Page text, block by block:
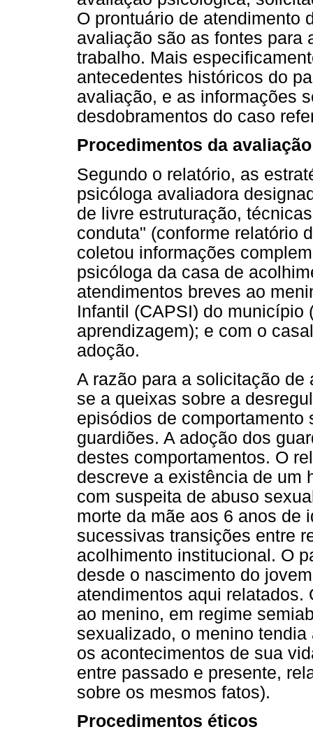
O prontuário de atendimento
avaliação são as fontes para
trabalho. Mais
antecedentes históricos do
avaliação, e as informações
desdobramentos do caso
Procedimentos da
Segundo o relatório, as
psicóloga avaliadora
de livre estruturação,
conduta" (conforme relatório
coletou informações
psicóloga da casa de
atendimentos breves ao
Infantil (CAPSI) do município
aprendizagem); e com o
adoção.
A razão para a solicitação
se a queixas sobre a
episódios de
guardiões. A adoção dos
destes comportamentos. O
descreve a existência de um
com suspeita de abuso
morte da mãe aos 6 anos de
sucessivas transições entre
acolhimento institucional. O
desde o nascimento do
atendimentos aqui
ao menino, em regime
sexualizado, o menino
os acontecimentos de sua
entre passado e presente,
sobre os mesmos fatos).
Procedimentos éticos